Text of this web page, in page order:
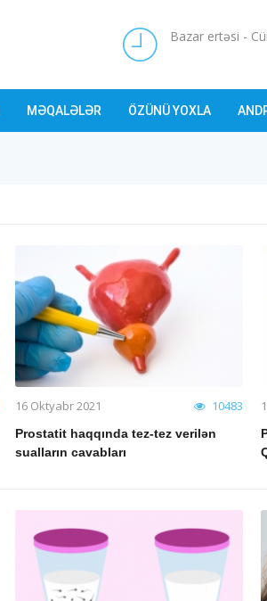
Bazar ertəsi -
MƏQALƏLƏR ÖZÜNÜ YOXLA
16 Oktyabr 2021 10483
Prostatit haqqında tez-tez verilən
sualların cavabları